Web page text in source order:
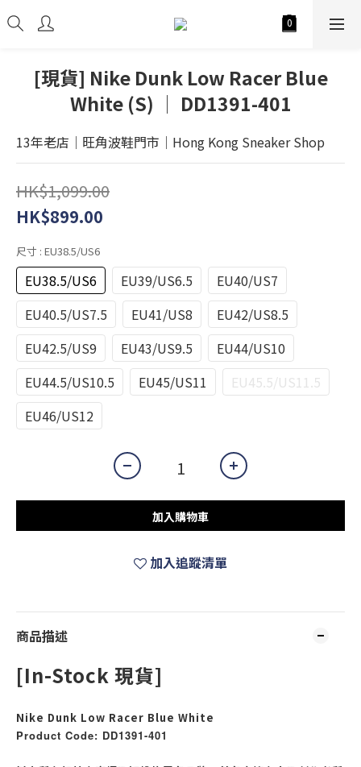
[現貨] Nike Dunk Low Racer Blue
White (S) │ DD1391-401
13年老店│旺角波鞋門市│Hong Kong Sneaker Shop
HK$1,099.00
HK$899.00
尺寸 : EU38.5/US6
EU38.5/US6 EU39/US6.5
EU40/US7
EU40.5/US7.5
EU41/US8
EU42/US8.5
EU42.5/US9
EU43/US9.5
EU44/US10
EU44.5/US10.5
EU45/US11
EU45.5/US11.5
EU46/US12
加入購物車
加入追蹤清單
商品描述
[In-Stock 現貨]
Nike Dunk Low Racer Blue White
Product Code: DD1391-401